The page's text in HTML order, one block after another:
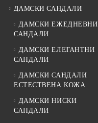
ДАМСКИ САНДАЛИ
ДАМСКИ ЕЖЕДНЕВНИ
САНДАЛИ
ДАМСКИ ЕЛЕГАНТНИ
САНДАЛИ
ДАМСКИ САНДАЛИ
ЕСТЕСТВЕНА КОЖА
ДАМСКИ НИСКИ
САНДАЛИ